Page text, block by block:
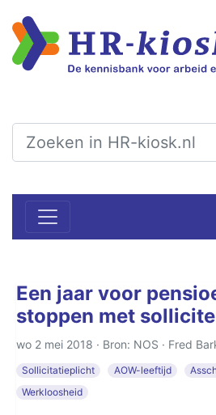
Een jaar voor
stoppen met
wo 2 mei 2018 · Bron: NOS · Fred
Sollicitatieplicht AOW-leeftijd
Werkloosheid